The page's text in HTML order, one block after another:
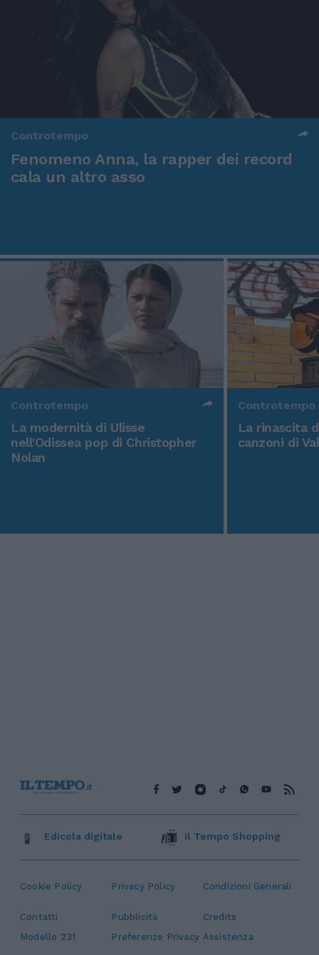
Controtempo
Fenomeno Anna, la rapper dei record
cala un altro asso
Controtempo
La modernità di Ulisse
nell'Odissea pop di Christopher
Nolan
Controtempo
La rinascita
canzoni di
Cookie Policy Privacy Policy Condizioni Generali
Contatti Pubblicità
Credits
Modello 231
Preferenze Privacy Assistenza
Edicola digitale Il Tempo Shopping